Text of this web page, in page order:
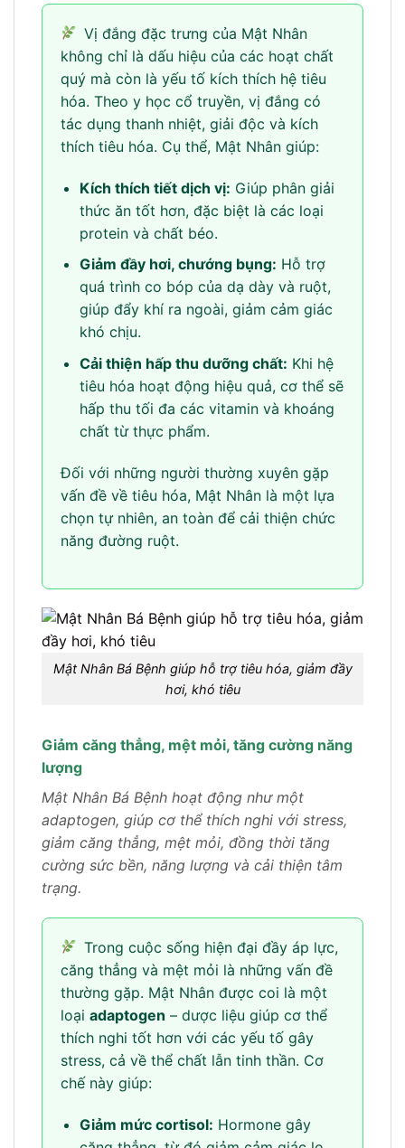
Vị đắng đặc trưng của Mật Nhân
không chỉ là dấu hiệu của các hoạt chất
quý mà còn là yếu tố kích thích hệ tiêu
hóa. Theo y học cổ truyền, vị đắng có
tác dụng thanh nhiệt, giải độc và kích
thích tiêu hóa. Cụ thể, Mật Nhân giúp:
Kích thích tiết dịch vị: Giúp phân giải
thức ăn tốt hơn, đặc biệt là các loại
protein và chất béo.
Giảm đầy hơi, chướng bụng: Hỗ trợ
quá trình co bóp của dạ dày và ruột,
giúp đẩy khí ra ngoài, giảm cảm giác
khó chịu.
Cải thiện hấp thu dưỡng chất: Khi hệ
tiêu hóa hoạt động hiệu quả, cơ thể sẽ
hấp thu tối đa các vitamin và khoáng
chất từ thực phẩm.
Đối với những người thường xuyên gặp
vấn đề về tiêu hóa, Mật Nhân là một lựa
chọn tự nhiên, an toàn để cải thiện chức
năng đường ruột.
Mật Nhân Bá Bệnh giúp hỗ trợ tiêu hóa, giảm đầy
hơi, khó tiêu
Giảm căng thẳng, mệt mỏi, tăng cường năng
lượng
Mật Nhân Bá Bệnh hoạt động như một
adaptogen, giúp cơ thể thích nghi với stress,
giảm căng thẳng, mệt mỏi, đồng thời tăng
cường sức bền, năng lượng và cải thiện tâm
trạng.
Trong cuộc sống hiện đại đầy áp lực,
căng thẳng và mệt mỏi là những vấn đề
thường gặp. Mật Nhân được coi là một
loại adaptogen – dược liệu giúp cơ thể
thích nghi tốt hơn với các yếu tố gây
stress, cả về thể chất lẫn tinh thần. Cơ
chế này giúp:
Giảm mức cortisol: Hormone gây